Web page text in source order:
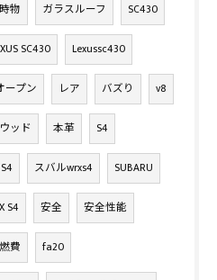
物 ガラスルーフ SC430
SC430 Lexussc430
ープン レア バズり v8
ウッド 本革 S4
スバルwrxs4 SUBARU
S4 安全 安全性能
費 fa20